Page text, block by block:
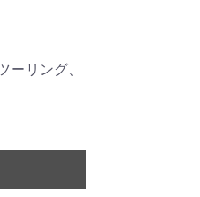
リング、